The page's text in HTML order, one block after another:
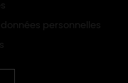
personnelles